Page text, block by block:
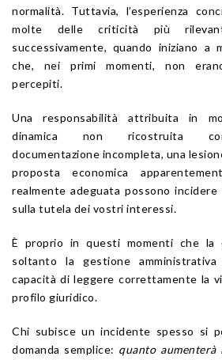
normalità. Tuttavia, l’esperienza
molte delle criticità più
successivamente, quando iniziano a
che, nei primi momenti, non
percepiti.
Una responsabilità attribuita in
dinamica non ricostruita
documentazione incompleta, una
proposta economica
realmente adeguata possono
sulla tutela dei vostri interessi.
È proprio in questi momenti che la
soltanto la gestione
capacità di leggere correttamente la
profilo giuridico.
Chi subisce un incidente spesso si
domanda semplice: quanto aumenterà